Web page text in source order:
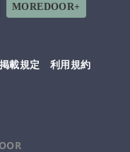
MOREDOOR+
載規定
利用規約